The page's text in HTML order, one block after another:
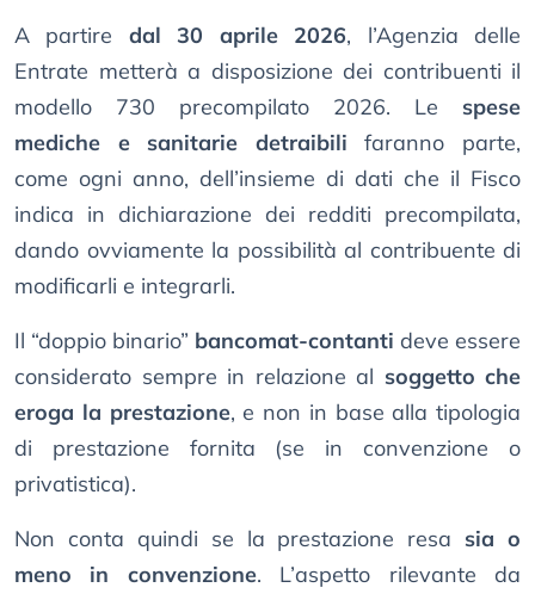
A partire dal 30 aprile 2026, l’Agenzia delle
Entrate metterà a disposizione dei contribuenti il
modello 730 precompilato 2026. Le spese
mediche e sanitarie detraibili faranno parte,
come ogni anno, dell’insieme di dati che il Fisco
indica in dichiarazione dei redditi precompilata,
dando ovviamente la possibilità al contribuente di
modificarli e integrarli.
Il “doppio binario” bancomat-contanti deve essere
considerato sempre in relazione al soggetto che
eroga la prestazione, e non in base alla tipologia
di prestazione fornita (se in convenzione o
privatistica).
Non conta quindi se la prestazione resa sia o
meno in convenzione. L’aspetto rilevante da